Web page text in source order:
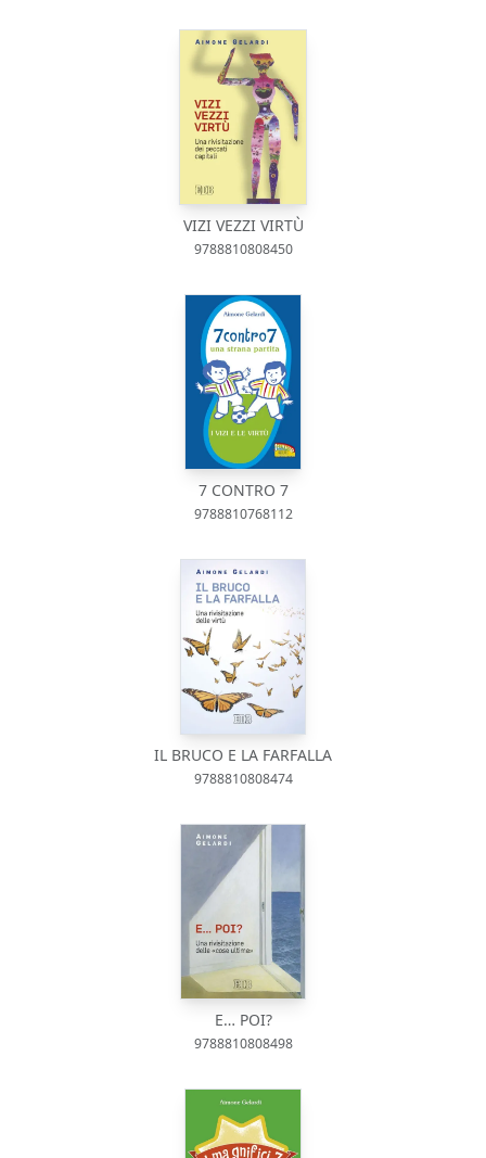
VIZI VEZZI VIRTÙ
9788810808450
7 CONTRO 7
9788810768112
IL BRUCO E LA FARFALLA
9788810808474
E… POI?
9788810808498